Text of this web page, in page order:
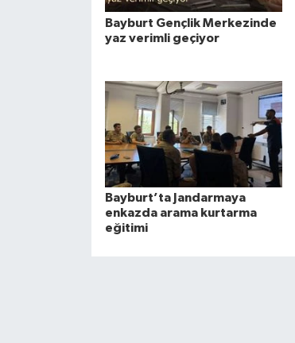
Bayburt Gençlik Merkezinde
yaz verimli geçiyor
Bayburt’ta Jandarmaya
enkazda arama kurtarma
eğitimi